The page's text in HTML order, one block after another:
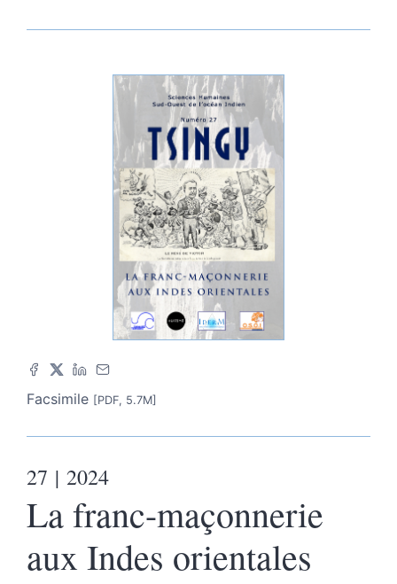
Facsimile [PDF, 5.7M]
27 | 2024
La franc-maçonnerie
aux Indes orientales